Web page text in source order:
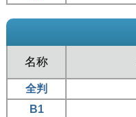
名称
全判
B1